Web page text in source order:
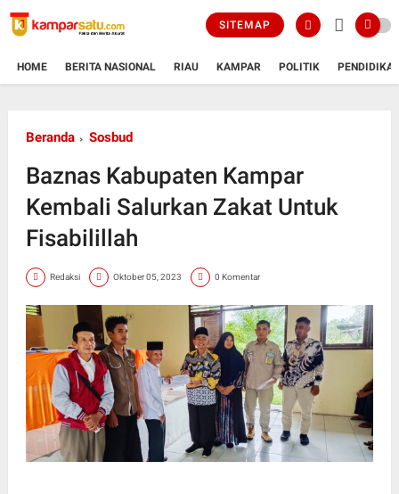
SITEMAP
HOME BERITA NASIONAL RIAU KAMPAR POLITIK
Beranda Sosbud
Baznas Kabupaten Kampar
Kembali Salurkan Zakat Untuk
Fisabilillah
Redaksi Oktober 05, 2023 0 Komentar